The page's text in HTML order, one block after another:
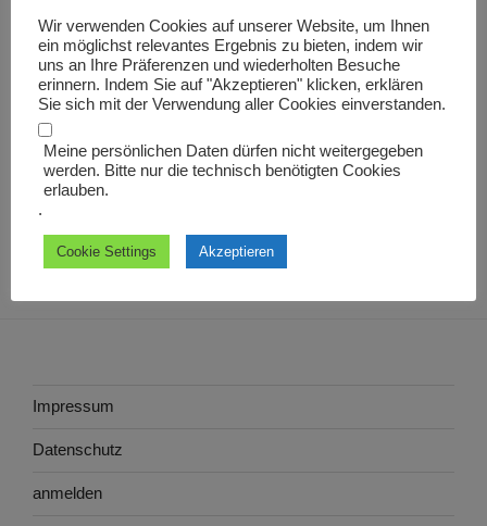
Nächster
Beitrag
WEITER
arcibusarius
Impressum
Datenschutz
anmelden
Wir verwenden Cookies auf unserer Website, um Ihnen
ein möglichst relevantes Ergebnis zu bieten, indem wir
uns an Ihre Präferenzen und wiederholten Besuche
erinnern. Indem Sie auf "Akzeptieren" klicken, erklären
Sie sich mit der Verwendung aller Cookies einverstanden.
Meine persönlichen Daten dürfen nicht weitergegeben
werden. Bitte nur die technisch benötigten Cookies
erlauben.
.
Cookie Settings Akzeptieren